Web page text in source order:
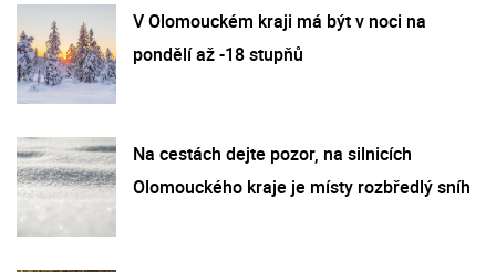
V Olomouckém kraji má být v noci na
pondělí až -18 stupňů
Na cestách dejte pozor, na silnicích
Olomouckého kraje je místy rozbředlý sníh